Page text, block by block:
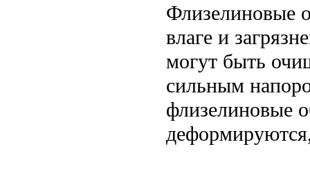
Флизелиновые
влаге и
могут быть
сильным
флизелиновые